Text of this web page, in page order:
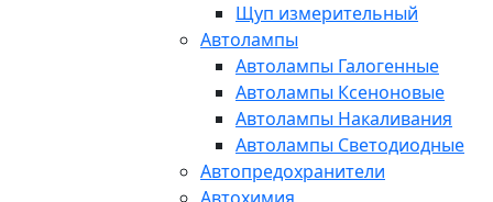
Щуп измерительный
Автолампы
Автолампы Галогенные
Автолампы Ксеноновые
Автолампы Накаливания
Автолампы Светодиодные
Автопредохранители